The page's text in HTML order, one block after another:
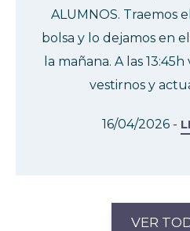
ALUMNOS. Traemos
bolsa y lo dejamos en
la mañana. A las
vestirnos y
16/04/2026 -
VER